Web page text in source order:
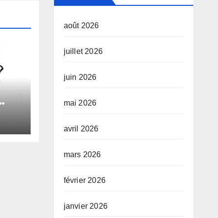
août 2026
juillet 2026
juin 2026
mai 2026
avril 2026
mars 2026
février 2026
janvier 2026